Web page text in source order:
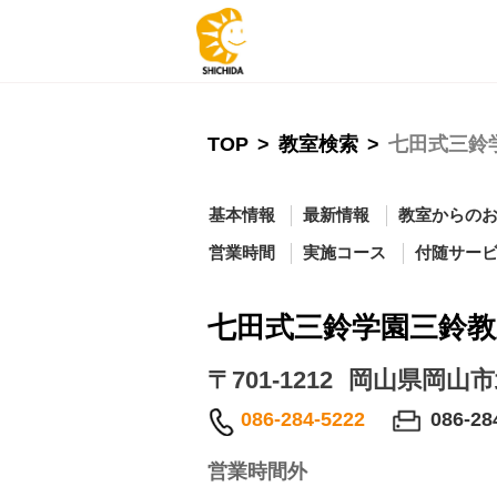
TOP > 教室検索 > 七田式三鈴
基本情報 最新情報
教室からの
営業時間
実施コース 付随サー
七田式三鈴学園三鈴
〒701-1212 岡山県岡山
086-284-5222 086-
営業時間外